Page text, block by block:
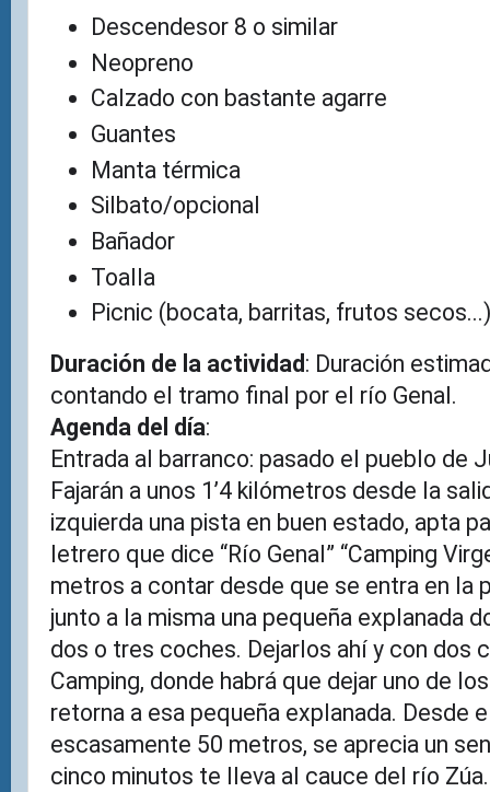
Descendesor 8 o similar
Neopreno
Calzado con bastante agarre
Guantes
Manta térmica
Silbato/opcional
Bañador
Toalla
Picnic (bocata, barritas, frutos secos...)
Duración de la actividad: Duración
contando el tramo final por el río Genal.
Agenda del día:
Entrada al barranco: pasado el pueblo de
Fajarán a unos 1’4 kilómetros desde la
izquierda una pista en buen estado, apta
letrero que dice “Río Genal” “Camping
metros a contar desde que se entra en la
junto a la misma una pequeña explanada
dos o tres coches. Dejarlos ahí y con dos
Camping, donde habrá que dejar uno de
retorna a esa pequeña explanada. Desde
escasamente 50 metros, se aprecia un
cinco minutos te lleva al cauce del río